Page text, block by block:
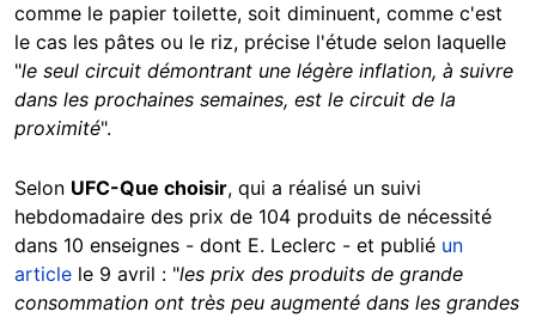
comme le papier toilette, soit diminuent, comme c'est
le cas les pâtes ou le riz, précise l'étude selon laquelle
"le seul circuit démontrant une légère inflation, à suivre
dans les prochaines semaines, est le circuit de la
proximité".
Selon UFC-Que choisir, qui a réalisé un suivi
hebdomadaire des prix de 104 produits de nécessité
dans 10 enseignes - dont E. Leclerc - et publié un
article le 9 avril : "les prix des produits de grande
consommation ont très peu augmenté dans les grandes